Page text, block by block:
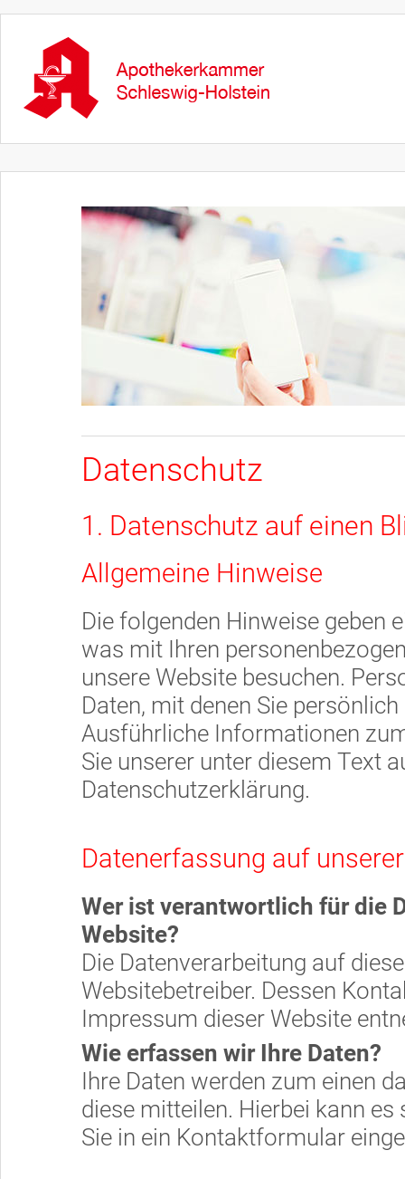
Datenschutz
1. Datenschutz auf einen
Allgemeine Hinweise
Die folgenden Hinweise geben
was mit Ihren
unsere Website besuchen.
Daten, mit denen Sie
Ausführliche Informationen
Sie unserer unter diesem Text
Datenschutzerklärung.
Datenerfassung auf
Wer ist verantwortlich für die
Website?
Die Datenverarbeitung auf
Websitebetreiber. Dessen
Impressum dieser Website
Wie erfassen wir Ihre Daten?
Ihre Daten werden zum einen
diese mitteilen. Hierbei kann es
Sie in ein Kontaktformular